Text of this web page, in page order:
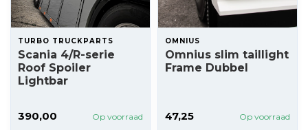
TURBO TRUCKPARTS
Scania 4/R-serie
Roof Spoiler
Lightbar
390,00 Op voorraad
OMNIUS
Omnius slim taillight
Frame Dubbel
47,25 Op voorraad